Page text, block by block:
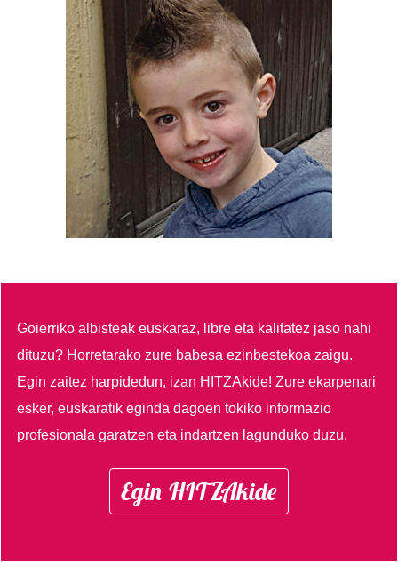
Goierriko albisteak euskaraz, libre eta kalitatez jaso nahi
dituzu? Horretarako zure babesa ezinbestekoa zaigu.
Egin zaitez harpidedun, izan HITZAkide!Zure ekarpenari
esker, euskaratik eginda dagoen tokiko informazio
profesionala garatzen eta indartzen lagunduko duzu.
Egin HITZAkide